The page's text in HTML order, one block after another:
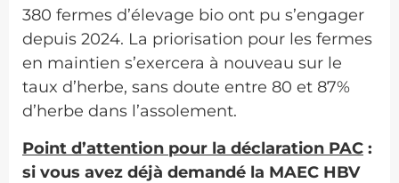
380 fermes d’élevage bio ont pu s’engager
depuis 2024. La priorisation pour les fermes
en maintien s’exercera à nouveau sur le
taux d’herbe, sans doute entre 80 et 87%
d’herbe dans l’assolement.
Point d’attention pour la déclaration PAC :
si vous avez déjà demandé la MAEC HBV